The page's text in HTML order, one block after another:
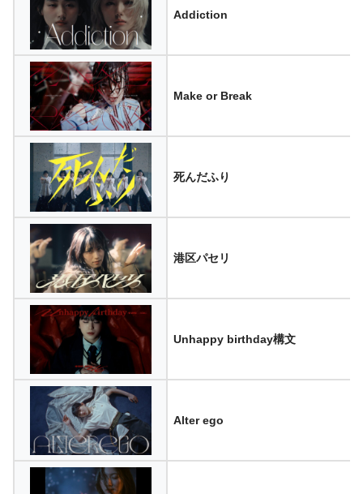
Addiction
Make or Break
死んだふり
港区パセリ
Unhappy birthday構文
Alter ego